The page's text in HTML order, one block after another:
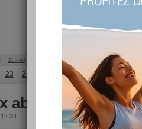
31 - 40
23 24 26 27 28 29 30
abonnés absents